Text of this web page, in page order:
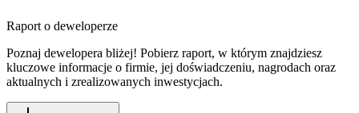
Raport o deweloperze
Poznaj dewelopera bliżej! Pobierz raport, w którym znajdziesz
kluczowe informacje o firmie, jej doświadczeniu, nagrodach oraz
aktualnych i zrealizowanych inwestycjach.